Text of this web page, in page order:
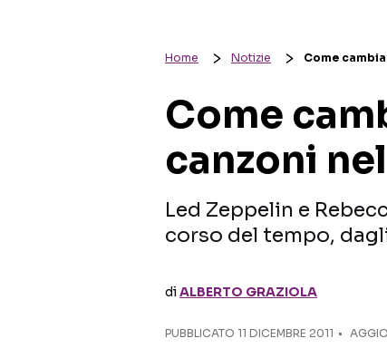
Home Notizie Come
Come
canzoni
Led Zeppelin e
corso del tempo,
diALBERTO GRAZIOLA
PUBBLICATO 11 DICEMBRE 2011